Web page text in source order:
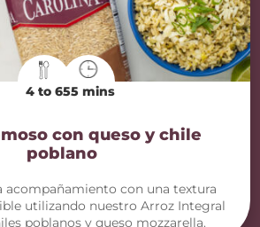
4 to 655 mins
con queso y chile
poblano
acompañamiento con una textura
utilizando nuestro Arroz Integral
poblanos y queso mozzarella.